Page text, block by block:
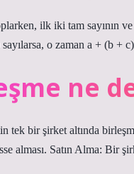
ilk iki tam sayının ve
o zaman a + (b +
ne
tek bir şirket altında
alması. Satın Alma: Bir